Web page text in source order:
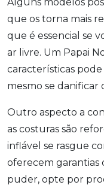
que os torna mais
que é essencial se
ar livre. Um Papai
características
mesmo se danificar
Outro aspecto a
as costuras são
inflável se rasgue
oferecem garantias
puder, opte por